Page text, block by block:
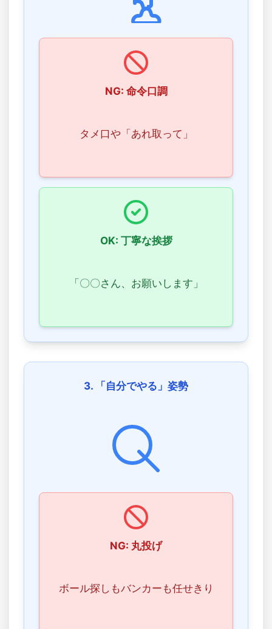
NG: 命令口調
タメ口や「あれ取って」
OK: 丁寧な挨拶
「〇〇さん、お願いします」
3. 「自分でやる」姿勢
NG: 丸投げ
ボール探しもバンカーも任せきり